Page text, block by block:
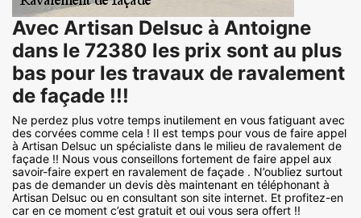
Avec Artisan Delsuc à Antoigne
dans le 72380 les prix sont au plus
bas pour les travaux de ravalement
de façade !!!
Ne perdez plus votre temps inutilement en vous fatiguant avec
des corvées comme cela ! Il est temps pour vous de faire appel
à Artisan Delsuc un spécialiste dans le milieu de ravalement de
façade !! Nous vous conseillons fortement de faire appel aux
savoir-faire expert en ravalement de façade . N’oubliez surtout
pas de demander un devis dès maintenant en téléphonant à
Artisan Delsuc ou en consultant son site internet. Et profitez-en
car en ce moment c’est gratuit et oui vous sera offert !!